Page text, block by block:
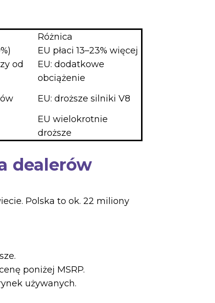
Różnica
EU płaci 13–23% więcej
od
EU: dodatkowe
obciążenie
EU: droższe silniki V8
EU wielokrotnie
droższe
dealerów
Polska to ok. 22 miliony
poniżej MSRP.
używanych.